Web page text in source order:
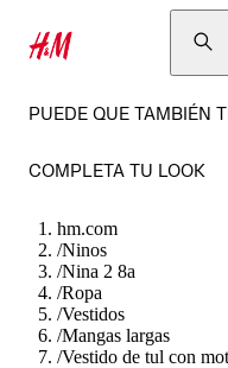
PUEDE QUE TAMBIÉN
COMPLETA TU LOOK
hm.com
/Ninos
/Nina 2 8a
/Ropa
/Vestidos
/Mangas largas
/Vestido de tul con